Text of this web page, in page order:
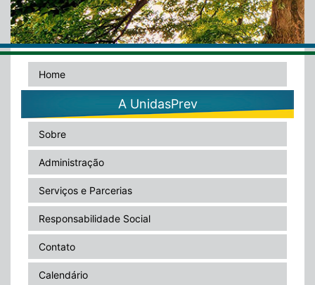
Home
A UnidasPrev
Sobre
Administração
Serviços e Parcerias
Responsabilidade Social
Contato
Calendário